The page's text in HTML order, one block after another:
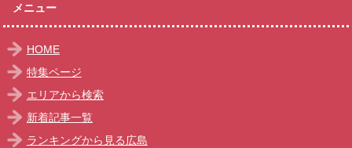
メニュー
HOME
特集ページ
エリアから検索
新着記事一覧
ランキングから見る広島